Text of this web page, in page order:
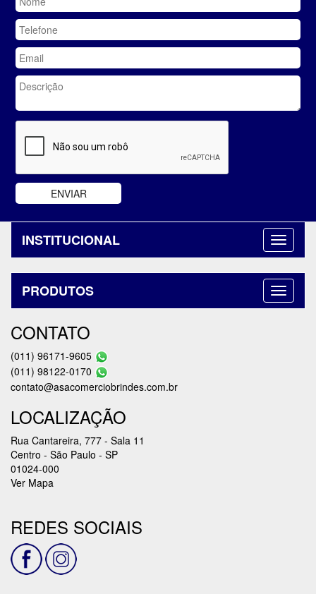
INSTITUCIONAL
PRODUTOS
CONTATO
(011) 96171-9605
(011) 98122-0170
contato@asacomerciobrindes.com.br
LOCALIZAÇÃO
Rua Cantareira, 777 - Sala 11
Centro - São Paulo - SP
01024-000
Ver Mapa
REDES SOCIAIS